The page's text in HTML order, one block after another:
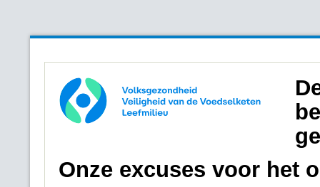
Onze excuses voor het